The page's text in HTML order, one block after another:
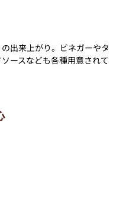
出来上がり。ビネガーやタ
ースなども各種用意されて